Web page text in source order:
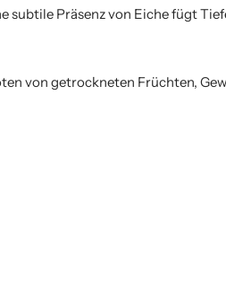
subtile Präsenz von Eiche fügt
von getrockneten Früchten,